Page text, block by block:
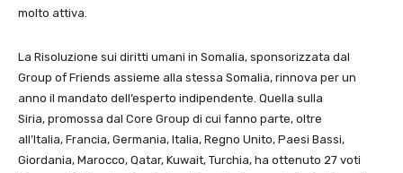
molto attiva.
La Risoluzione sui diritti umani in Somalia, sponsorizzata dal
Group of Friends assieme alla stessa Somalia, rinnova per un
anno il mandato dell’esperto indipendente. Quella sulla
Siria, promossa dal Core Group di cui fanno parte, oltre
all’Italia, Francia, Germania, Italia, Regno Unito, Paesi Bassi,
Giordania, Marocco, Qatar, Kuwait, Turchia, ha ottenuto 27 voti